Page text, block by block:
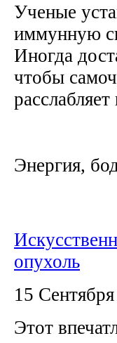
Ученые
иммунную
Иногда
чтобы
Энергия,
опухоль
15
Этот